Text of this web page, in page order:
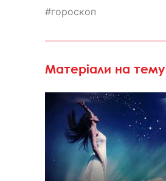
гороскоп
Матеріали на тему